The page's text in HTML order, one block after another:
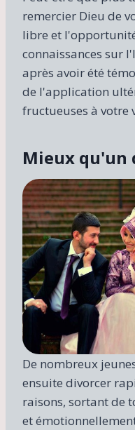
remercier Dieu de
libre et
connaissances sur
après avoir été
de l'application
fructueuses à votre
Mieux qu'un
De nombreux
ensuite divorcer
raisons, sortant de
et